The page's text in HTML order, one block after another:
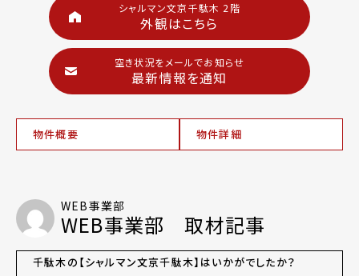
シャルマン文京千駄木 2階
外観はこちら
空き状況をメールでお知らせ
最新情報を通知
物件概要 物件詳細
WEB事業部
WEB事業部 取材記事
千駄木の【シャルマン文京千駄木】はいかがでしたか？